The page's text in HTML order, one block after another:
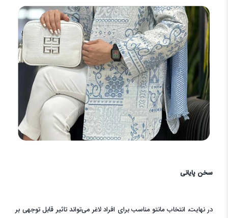
سخن پایانی
در نهایت، انتخاب مانتو مناسب برای افراد لاغر می‌تواند تاثیر قابل توجهی بر